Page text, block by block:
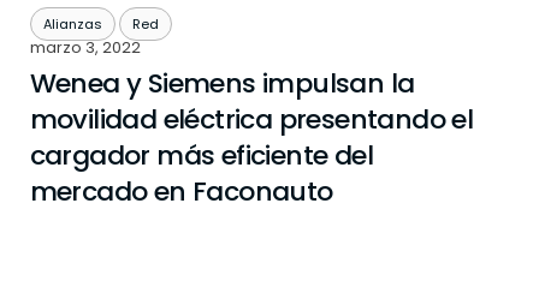
Alianzas Red
marzo 3, 2022
Wenea y Siemens impulsan la
movilidad eléctrica presentando el
cargador más eficiente del
mercado en Faconauto